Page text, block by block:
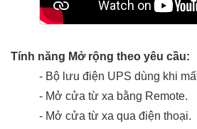
Tính năng Mở rộng theo yêu cầu:
- Bộ lưu điện UPS dùng khi
- Mở cửa từ xa bằng Remote.
- Mở cửa từ xa qua điện thoại.